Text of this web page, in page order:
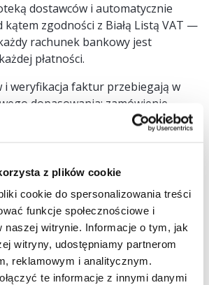
z plików cookie
cookie do spersonalizowania treści
funkcje społecznościowe i
naszej witrynie. Informacje o tym, jak
witryny, udostępniamy partnerom
reklamowym i analitycznym.
te informacje z innymi danymi
dostawców i automatycznie
zgodności z Białą Listą VAT —
rachunek bankowy jest
płatności.
i weryfikacja faktur przebiegają w
dopasowania: zamówienie
towaru i faktura dostawcy są
Odchylenia (inna ilość,
To eliminuje jedną z
błędów w rozrachunkach z
obejmuje stany magazynowe,
i wycenę zapasów. Każdy ruch
wydanie, transfer) jest